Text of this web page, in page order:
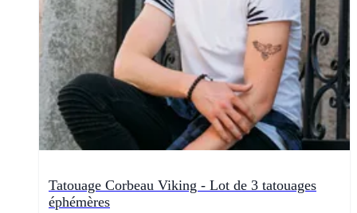
Tatouage Corbeau Viking - Lot de 3 tatouages
éphémères